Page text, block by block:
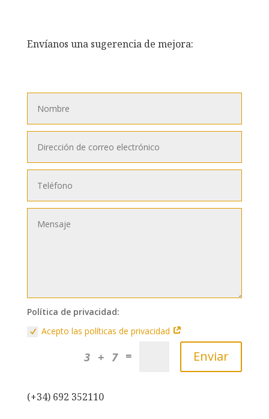
Envíanos una sugerencia de mejora:
Política de privacidad:
Acepto las políticas de privacidad
3 + 7 = Enviar
(+34) 692 352110